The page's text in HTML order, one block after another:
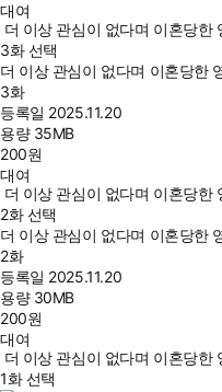
대여
더 이상 관심이 없다며 이혼당한
3화 선택
더 이상 관심이 없다며 이혼당한
3화
등록일 2025.11.20
용량 35MB
200원
대여
더 이상 관심이 없다며 이혼당한
2화 선택
더 이상 관심이 없다며 이혼당한
2화
등록일 2025.11.20
용량 30MB
200원
대여
더 이상 관심이 없다며 이혼당한
1화 선택